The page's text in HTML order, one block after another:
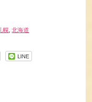
幌 ,北海道
LINE